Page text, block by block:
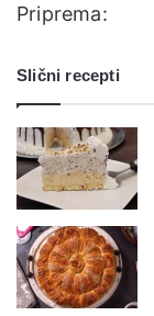
Priprema:
Slični recepti